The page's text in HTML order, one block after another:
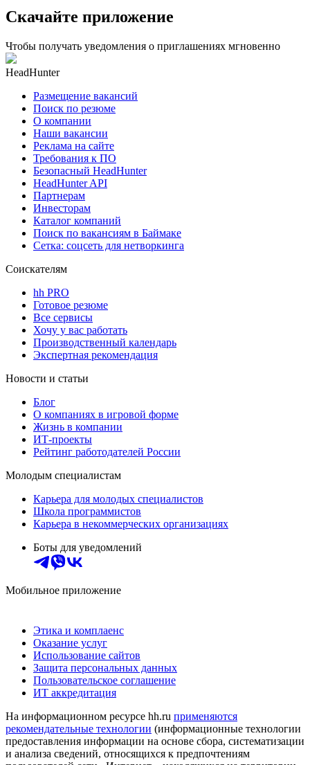
Скачайте приложение
Чтобы получать уведомления о приглашениях мгновенно
HeadHunter
Размещение вакансий
Поиск по резюме
О компании
Наши вакансии
Реклама на сайте
Требования к ПО
Безопасный HeadHunter
HeadHunter API
Партнерам
Инвесторам
Каталог компаний
Поиск по вакансиям в Баймаке
Сетка: соцсеть для нетворкинга
Соискателям
hh PRO
Готовое резюме
Все сервисы
Хочу у вас работать
Производственный календарь
Экспертная рекомендация
Новости и статьи
Блог
О компаниях в игровой форме
Жизнь в компании
ИТ-проекты
Рейтинг работодателей России
Молодым специалистам
Карьера для молодых специалистов
Школа программистов
Карьера в некоммерческих организациях
Боты для уведомлений
Мобильное приложение
Этика и комплаенс
Оказание услуг
Использование сайтов
Защита персональных данных
Пользовательское соглашение
ИТ аккредитация
На информационном ресурсе hh.ru применяются
рекомендательные технологии (информационные технологии
предоставления информации на основе сбора, систематизации
и анализа сведений, относящихся к предпочтениям